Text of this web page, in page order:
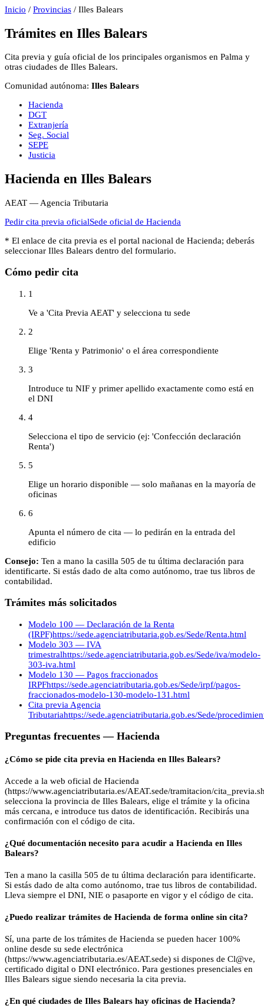
Inicio / Provincias / Illes Balears
Trámites en Illes Balears
Cita previa y guía oficial de los principales organismos en Palma y
otras ciudades de Illes Balears.
Comunidad autónoma: Illes Balears
Hacienda
DGT
Extranjería
Seg. Social
SEPE
Justicia
Hacienda en Illes Balears
AEAT — Agencia Tributaria
Pedir cita previa oficialSede oficial de Hacienda
* El enlace de cita previa es el portal nacional de Hacienda; deberás
seleccionar Illes Balears dentro del formulario.
Cómo pedir cita
1
Ve a 'Cita Previa AEAT' y selecciona tu sede
2
Elige 'Renta y Patrimonio' o el área correspondiente
3
Introduce tu NIF y primer apellido exactamente como está en
el DNI
4
Selecciona el tipo de servicio (ej: 'Confección declaración
Renta')
5
Elige un horario disponible — solo mañanas en la mayoría de
oficinas
6
Apunta el número de cita — lo pedirán en la entrada del
edificio
Consejo: Ten a mano la casilla 505 de tu última declaración para
identificarte. Si estás dado de alta como autónomo, trae tus libros de
contabilidad.
Trámites más solicitados
Modelo 100 — Declaración de la Renta
(IRPF)https://sede.agenciatributaria.gob.es/Sede/Renta.html
Modelo 303 — IVA
trimestralhttps://sede.agenciatributaria.gob.es/Sede/iva/modelo-
303-iva.html
Modelo 130 — Pagos fraccionados
IRPFhttps://sede.agenciatributaria.gob.es/Sede/irpf/pagos-
fraccionados-modelo-130-modelo-131.html
Cita previa Agencia
Tributariahttps://sede.agenciatributaria.gob.es/Sede/
Preguntas frecuentes — Hacienda
¿Cómo se pide cita previa en Hacienda en Illes Balears?
Accede a la web oficial de Hacienda
(https://www.agenciatributaria.es/AEAT.sede/tramitacion/
selecciona la provincia de Illes Balears, elige el trámite y la oficina
más cercana, e introduce tus datos de identificación. Recibirás una
confirmación con el código de cita.
¿Qué documentación necesito para acudir a Hacienda en Illes
Balears?
Ten a mano la casilla 505 de tu última declaración para identificarte.
Si estás dado de alta como autónomo, trae tus libros de contabilidad.
Lleva siempre el DNI, NIE o pasaporte en vigor y el código de cita.
¿Puedo realizar trámites de Hacienda de forma online sin cita?
Sí, una parte de los trámites de Hacienda se pueden hacer 100%
online desde su sede electrónica
(https://www.agenciatributaria.es/AEAT.sede) si dispones de Cl@ve,
certificado digital o DNI electrónico. Para gestiones presenciales en
Illes Balears sigue siendo necesaria la cita previa.
¿En qué ciudades de Illes Balears hay oficinas de Hacienda?